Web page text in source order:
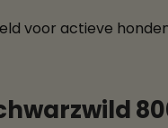
voor actieve